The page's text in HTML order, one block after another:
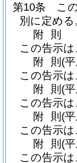
第10条
こ
別に定める
附 則
この告示
附 則 (
この告示
附 則 (
この告示
附 則 (
この告示
附 則 (
この告示